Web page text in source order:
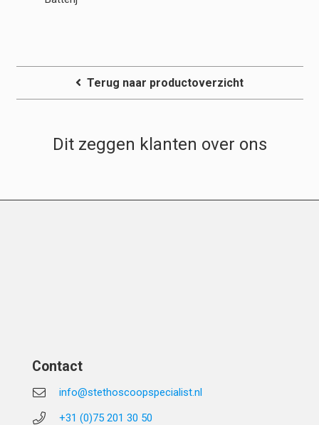
Terug naar productoverzicht
Dit zeggen klanten over ons
Contact
info@stethoscoopspecialist.nl
+31 (0)75 201 30 50